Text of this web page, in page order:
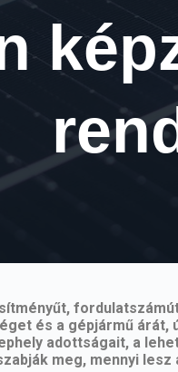
és a gépjármű árát,
adottságait, a
meg, mennyi lesz